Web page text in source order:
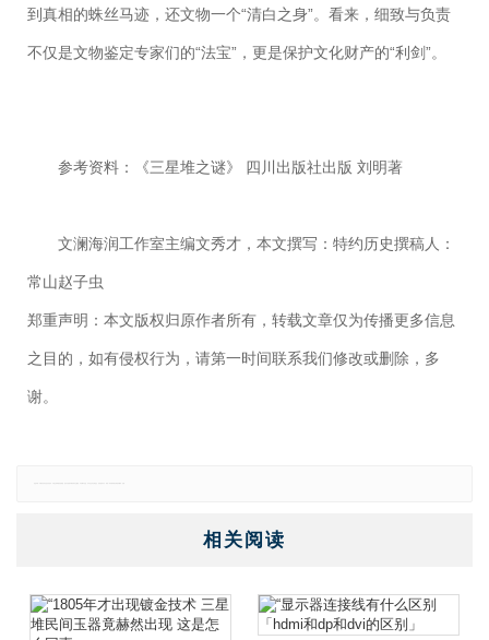
到真相的蛛丝马迹，还文物一个“清白之身”。看来，细致与负责
不仅是文物鉴定专家们的“法宝”，更是保护文化财产的“利剑”。
参考资料：《三星堆之谜》 四川出版社出版 刘明著
文澜海润工作室主编文秀才，本文撰写：特约历史撰稿人：
常山赵子虫
郑重声明：本文版权归原作者所有，转载文章仅为传播更多信息
之目的，如有侵权行为，请第一时间联系我们修改或删除，多
谢。
相关阅读